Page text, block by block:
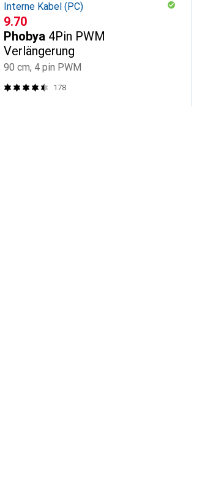
Interne Kabel (PC)
CHF
9.70
Phobya 4Pin PWM
Verlängerung
90 cm, 4 pin PWM
178